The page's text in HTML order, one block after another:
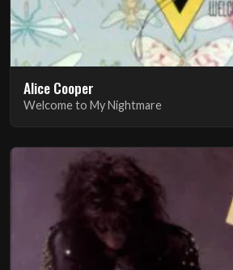
Alice Cooper
Welcome to My Nightmare